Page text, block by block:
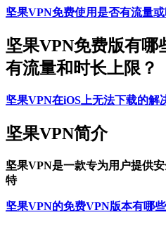
坚果VPN免费使用是否有流量
坚果VPN免费版有哪
有流量和时长上限？
坚果VPN在iOS上无法下载的解
坚果VPN简介
坚果VPN是一款专为用户提供
特
坚果VPN的免费VPN版本有哪